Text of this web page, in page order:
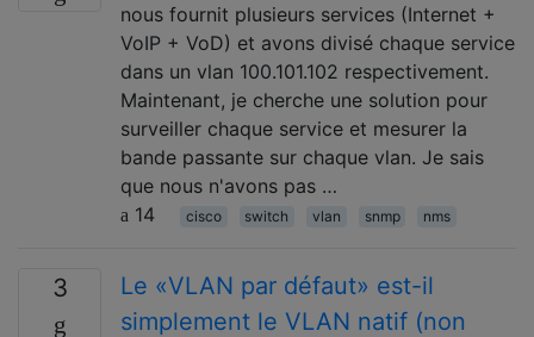
nous fournit plusieurs services (Internet +
VoIP + VoD) et avons divisé chaque service
dans un vlan 100.101.102 respectivement.
Maintenant, je cherche une solution pour
surveiller chaque service et mesurer la
bande passante sur chaque vlan. Je sais
que nous n'avons pas …
14
cisco switch vlan snmp nms
3
Le «VLAN par défaut» est-il
simplement le VLAN natif (non